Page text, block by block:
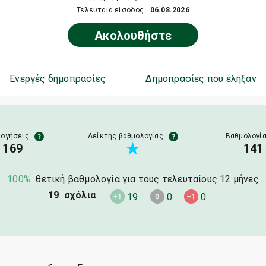
Τελευταία είσοδος
06.08.2026
Ακολουθήστε
Ενεργές δημοπρασίες Δημοπρασίες που έληξαν
169
Δείκτης βαθμολογίας Βαθμολογία
141
100% θετική βαθμολογία για τους τελευταίους 12 μήνες
19 σχόλια
19 0 0